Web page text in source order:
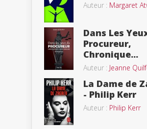
Auteur : Margaret
Dans Les
Procureur,
Chronique...
Auteur : Jeanne
La Dame de
- Philip Kerr
Auteur : Philip Kerr